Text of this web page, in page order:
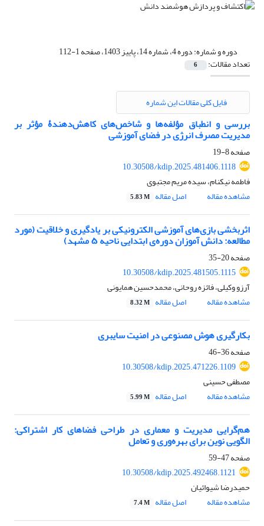
دوره و شماره:دوره 4، شماره 14، پاییز 1403، صفحه 1-112
تعداد مقالات: 6
فایل کلی مقالات این شماره
بررسی و انطباق مؤلفه‌ها و شاخص‌های کاهش‌‌دهندۀ مؤثر بر
مدیریت مصرف انرژی در فضای آموزشی
صفحه8-19
10.30508/kdip.2025.481406.1118
فاطمه نیکنام، سیده مریم مجتبوی
مشاهده مقاله
اصل مقاله 5.83 M
اثربخشی بازی‌های آموزشی الکترونیکی بر یادگیری و خلاقیت (مورد
مطالعه: دانش آموزان دوره‌ی ابتدایی ناحیه ۵ مشهد)
صفحه20-35
10.30508/kdip.2025.481505.1115
آرزو وکیلی، فائزه روحانی، محمدحسین همایونی
مشاهده مقاله
اصل مقاله 8.32 M
بکارگیری هوش مصنوعی در امنیت سایبری
صفحه36-46
10.30508/kdip.2025.471226.1109
مصطفی حسینی
مشاهده مقاله
اصل مقاله 5.99 M
هم‌گرایی مدیریت و معماری در طراحی فضاهای کار اشتراکی:
الگویی نوین برای بهره‌وری و تعامل
صفحه47-59
10.30508/kdip.2025.492468.1121
حمیدرضا شیوائیان
مشاهده مقاله
اصل مقاله 7.4 M